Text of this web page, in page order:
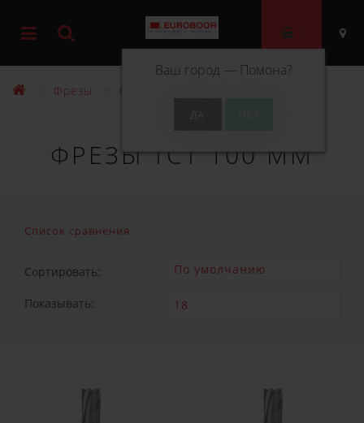
Ваш город — Помона?
0
Фрезы Фрезы ТСТ 100 мм
ФРЕЗЫ ТСТ 100 ММ
Список сравнения
Сортировать:
Показывать: